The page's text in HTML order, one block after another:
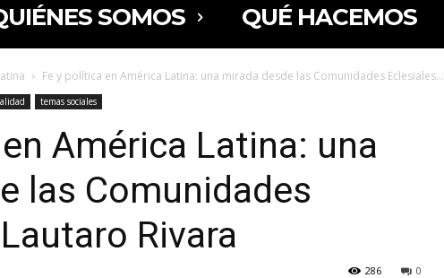
SOMOS QUÉ HACEMOS
Fe y política en América Latina: una mirada desde las Comunidades Eclesiales...
temas sociales
América Latina: una
las Comunidades
Rivara
0
286